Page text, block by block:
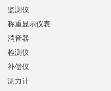
监测仪
称重显示仪表
消音器
检测仪
补偿仪
测力计